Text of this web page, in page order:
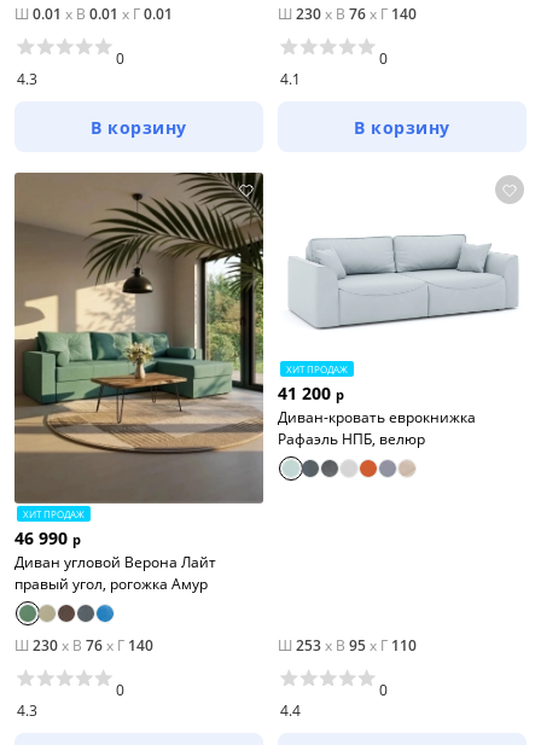
Ш 0.01 x В 0.01 x Г0.01
4.3
0
В корзину
Ш 230x В 76x Г 140
4.1
0
В корзину
ХИТ ПРОДАЖ
46 990 р
Диван угловой Верона Лайт
правый угол, рогожка Амур
Ш 230x В 76x Г 140
4.3
0
ХИТ ПРОДАЖ
41 200 р
Диван-кровать еврокнижка
Рафаэль НПБ, велюр
Ш 253x В 95x Г 110
4.4
0